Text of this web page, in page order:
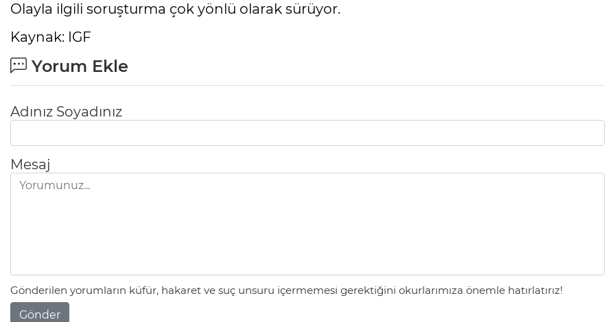
Olayla ilgili soruşturma çok yönlü olarak sürüyor.
Kaynak: IGF
Yorum Ekle
Adınız Soyadınız
Mesaj
Gönderilen yorumların küfür, hakaret ve suç unsuru içermemesi gerektiğini okurlarımıza önemle hatırlatırız!
Gönder